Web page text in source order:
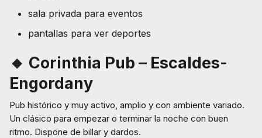
sala privada para eventos
pantallas para ver deportes
🔸 Corinthia Pub – Escaldes-
Engordany
Pub histórico y muy activo, amplio y con ambiente variado.
Un clásico para empezar o terminar la noche con buen
ritmo. Dispone de billar y dardos.